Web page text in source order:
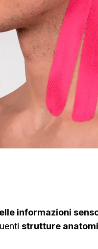
informazioni
strutture